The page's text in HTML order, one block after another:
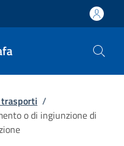
/
o di ingiunzione di